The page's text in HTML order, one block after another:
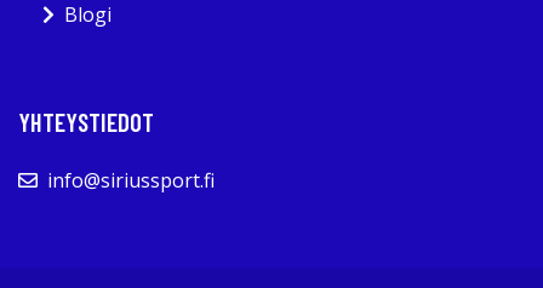
Blogi
YHTEYSTIEDOT
info@siriussport.fi